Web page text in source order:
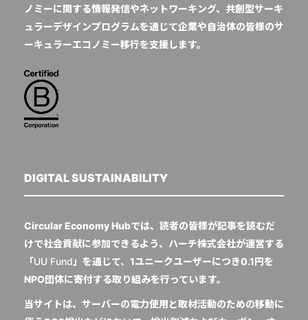
ノミーに関する情報発信やネットワーキング、共創型サーキ
ュラーデザインプログラムを通じて企業や自治体の皆様のサ
ーキュラーエコノミー移行を支援します。
DIGITAL SUSTAINABILITY
Circular Economy Hubでは、読者の皆様が記事を読むだ
けで社会貢献に参加できるよう、ハーチ株式会社が運営する
「UU Fund 」を通じて、1ユニークユーザーにつき0.1円を
NPO団体に寄付する取り組みを行っています。
当サイトは、サーバーの電力使用と取材活動のための移動に